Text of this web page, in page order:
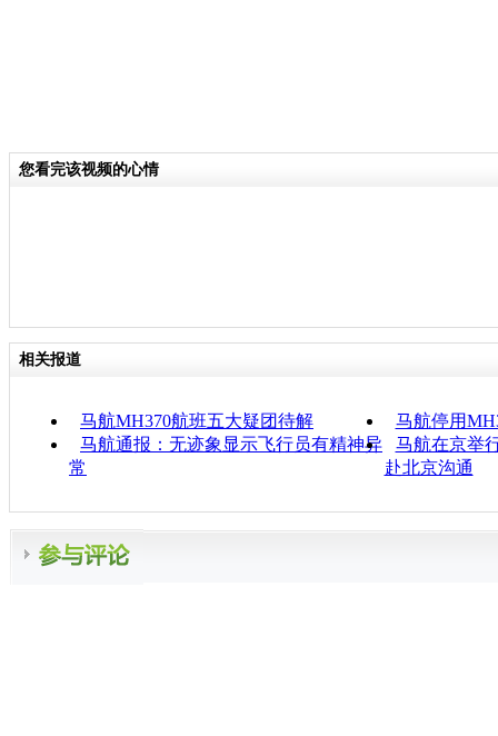
您看完该视频的心情
相关报道
马航MH370航班五大疑团待解
马航停用
马航通报：无迹象显示飞行员有精神异
常
马航在京举
赴北京沟通